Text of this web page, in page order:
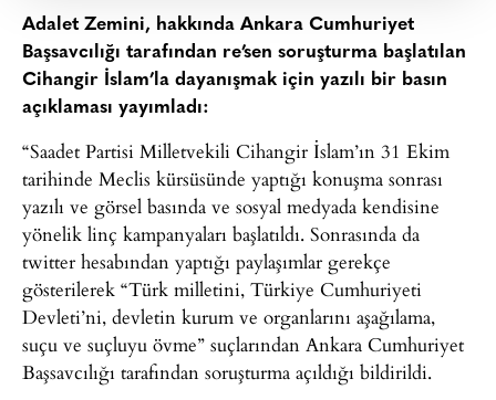
Adalet Zemini, hakkında Ankara Cumhuriyet
Başsavcılığı tarafından re’sen soruşturma başlatılan
Cihangir İslam’la dayanışmak için yazılı bir basın
açıklaması yayımladı:
“Saadet Partisi Milletvekili Cihangir İslam’ın 31 Ekim
tarihinde Meclis kürsüsünde yaptığı konuşma sonrası
yazılı ve görsel basında ve sosyal medyada kendisine
yönelik linç kampanyaları başlatıldı. Sonrasında da
twitter hesabından yaptığı paylaşımlar gerekçe
gösterilerek “Türk milletini, Türkiye Cumhuriyeti
Devleti’ni, devletin kurum ve organlarını aşağılama,
suçu ve suçluyu övme” suçlarından Ankara Cumhuriyet
Başsavcılığı tarafından soruşturma açıldığı bildirildi.